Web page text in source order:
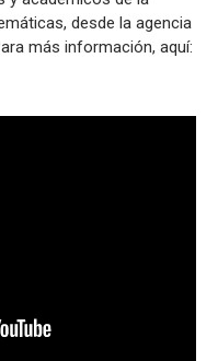
desde la agencia
más información, aquí: